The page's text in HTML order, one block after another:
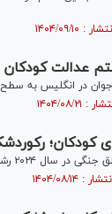
عدالت کودکان
در انگلیس به
داشته و رکورد شکسته است.